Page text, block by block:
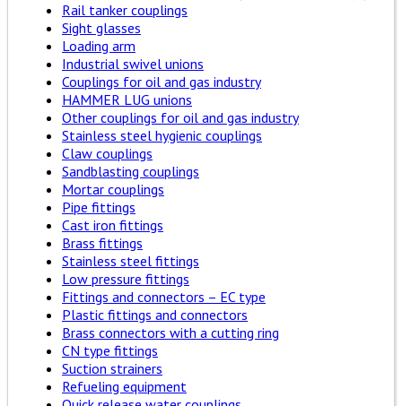
Rail tanker couplings
Sight glasses
Loading arm
Industrial swivel unions
Couplings for oil and gas industry
HAMMER LUG unions
Other couplings for oil and gas industry
Stainless steel hygienic couplings
Claw couplings
Sandblasting couplings
Mortar couplings
Pipe fittings
Cast iron fittings
Brass fittings
Stainless steel fittings
Low pressure fittings
Fittings and connectors – EC type
Plastic fittings and connectors
Brass connectors with a cutting ring
CN type fittings
Suction strainers
Refueling equipment